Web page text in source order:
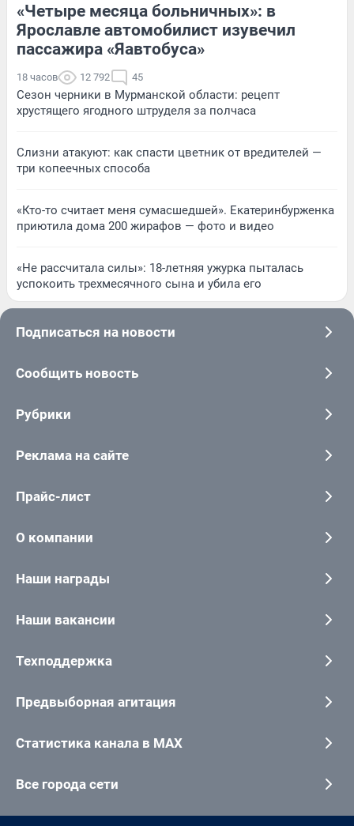
«Четыре месяца больничных»: в
Ярославле автомобилист изувечил
пассажира «Яавтобуса»
18 часов 12 792 45
Сезон черники в Мурманской области: рецепт
хрустящего ягодного штруделя за полчаса
Слизни атакуют: как спасти цветник от вредителей —
три копеечных способа
«Кто-то считает меня сумасшедшей». Екатеринбурженка
приютила дома 200 жирафов — фото и видео
«Не рассчитала силы»: 18-летняя ужурка пыталась
успокоить трехмесячного сына и убила его
Подписаться на новости
Сообщить новость
Рубрики
Реклама на сайте
Прайс-лист
О компании
Наши награды
Наши вакансии
Техподдержка
Предвыборная агитация
Статистика канала в MAX
Все города сети